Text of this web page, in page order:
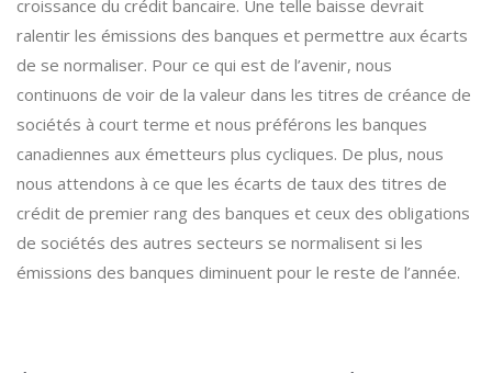
croissance du crédit bancaire. Une telle baisse devrait
ralentir les émissions des banques et permettre aux écarts
de se normaliser. Pour ce qui est de l’avenir, nous
continuons de voir de la valeur dans les titres de créance de
sociétés à court terme et nous préférons les banques
canadiennes aux émetteurs plus cycliques. De plus, nous
nous attendons à ce que les écarts de taux des titres de
crédit de premier rang des banques et ceux des obligations
de sociétés des autres secteurs se normalisent si les
émissions des banques diminuent pour le reste de l’année.